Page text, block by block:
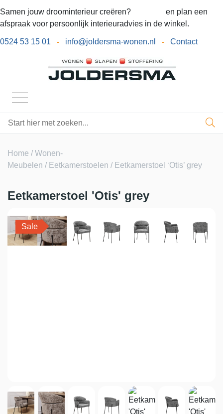
Samen jouw droominterieur creëren?
en plan een
afspraak voor persoonlijk interieuradvies in de winkel.
0524 53 15 01 - info@joldersma-wonen.nl - Contact
Home /Wonen-
Meubelen / Eetkamerstoelen / Eetkamerstoel ‘Otis’ grey
Eetkamerstoel 'Otis' grey
Sale